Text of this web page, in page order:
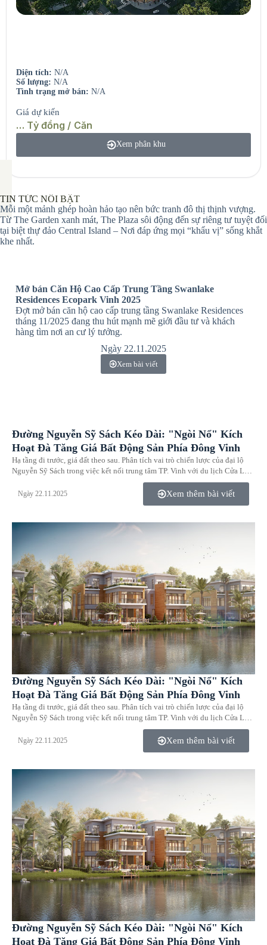
Diện tích: N/A
Số lượng: N/A
Tình trạng mở bán: N/A
Giá dự kiến
… Tỷ đồng / Căn
Xem phân khu
TIN TỨC NỔI BẬT
Mỗi một mảnh ghép hoàn hảo tạo nên bức tranh đô thị thịnh vượng.
Từ The Garden xanh mát, The Plaza sôi động đến sự riêng tư tuyệt đối
tại biệt thự đảo Central Island – Nơi đáp ứng mọi “khẩu vị” sống khắt
khe nhất.
Mở bán Căn Hộ Cao Cấp Trung Tầng Swanlake
Residences Ecopark Vinh 2025
Đợt mở bán căn hộ cao cấp trung tầng Swanlake Residences
tháng 11/2025 đang thu hút mạnh mẽ giới đầu tư và khách
hàng tìm nơi an cư lý tưởng.
Ngày 22.11.2025
Xem bài viết
Đường Nguyễn Sỹ Sách Kéo Dài: "Ngòi Nổ" Kích
Hoạt Đà Tăng Giá Bất Động Sản Phía Đông Vinh
Hạ tầng đi trước, giá đất theo sau. Phân tích vai trò chiến lược của đại lộ
Nguyễn Sỹ Sách trong việc kết nối trung tâm TP. Vinh với du lịch Cửa Lò
và lý do Eco Central Park là dự án hưởng lợi lớn nhất từ quy hoạch này.
Ngày 22.11.2025 Xem thêm bài viết
Đường Nguyễn Sỹ Sách Kéo Dài: "Ngòi Nổ" Kích
Hoạt Đà Tăng Giá Bất Động Sản Phía Đông Vinh
Hạ tầng đi trước, giá đất theo sau. Phân tích vai trò chiến lược của đại lộ
Nguyễn Sỹ Sách trong việc kết nối trung tâm TP. Vinh với du lịch Cửa Lò
và lý do Eco Central Park là dự án hưởng lợi lớn nhất từ quy hoạch này.
Ngày 22.11.2025 Xem thêm bài viết
Đường Nguyễn Sỹ Sách Kéo Dài: "Ngòi Nổ" Kích
Hoạt Đà Tăng Giá Bất Động Sản Phía Đông Vinh